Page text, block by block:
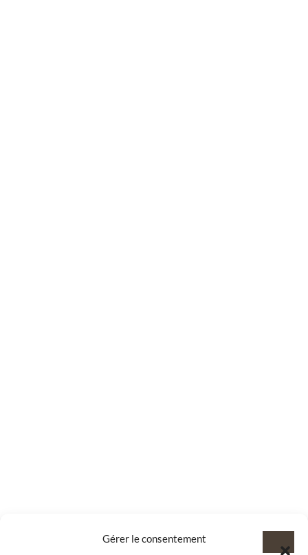
Gérer le consentement